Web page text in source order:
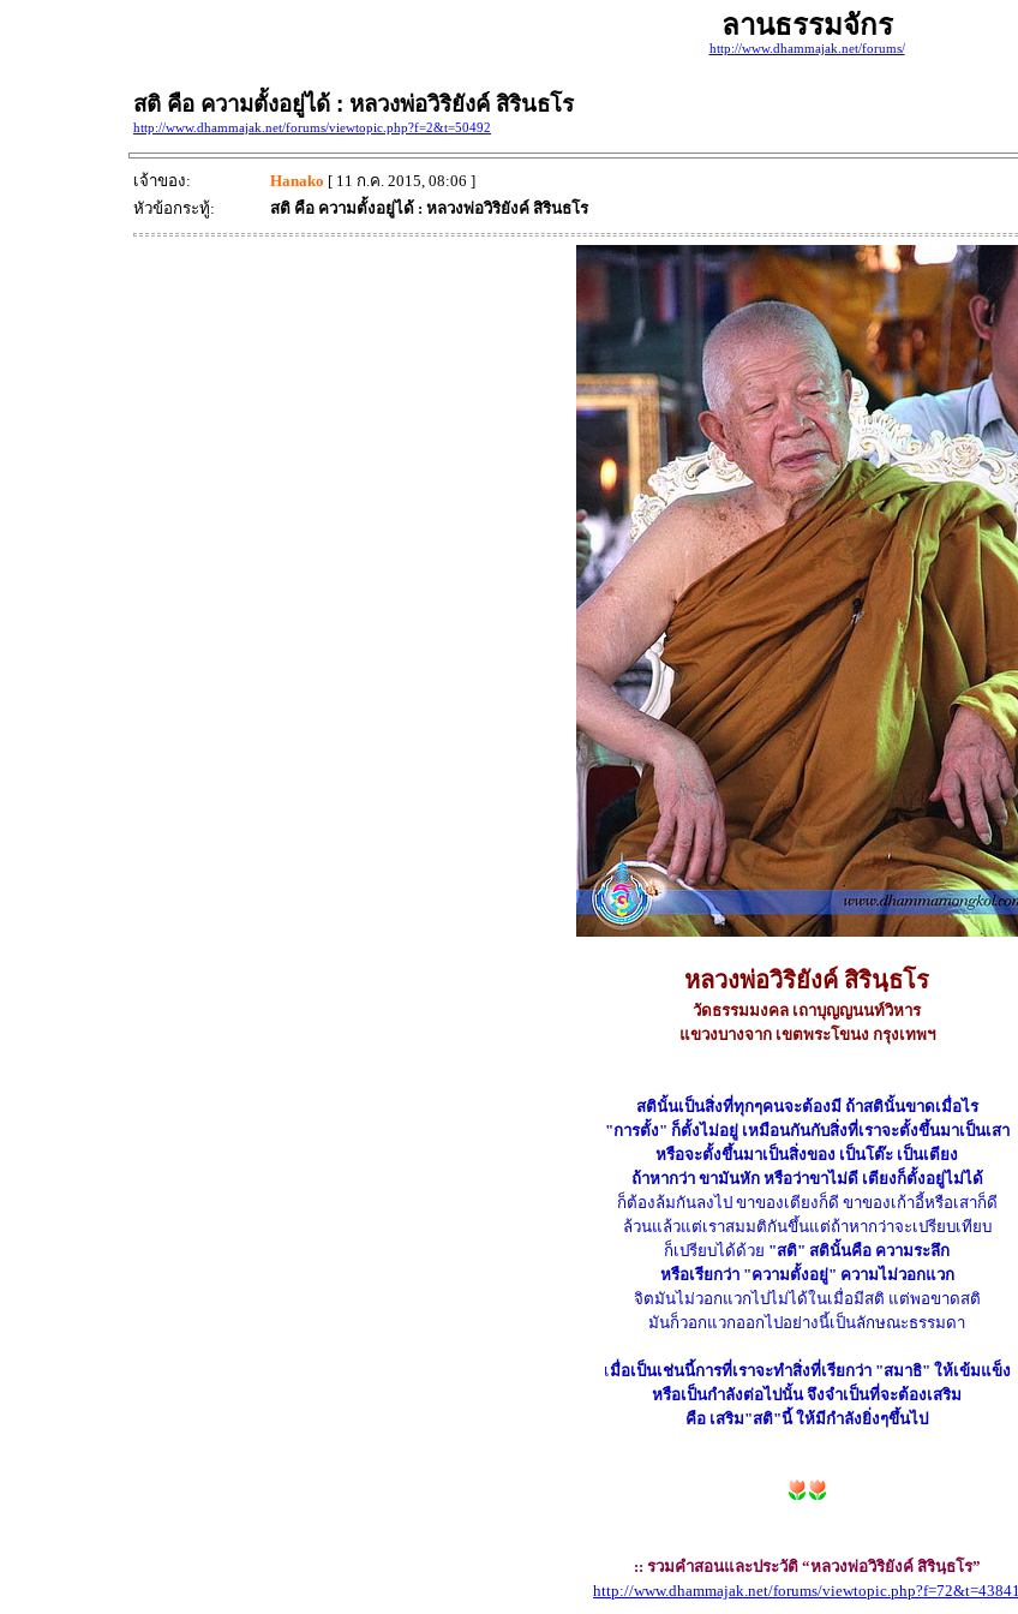
ลานธรรมจักร
http://www.dhammajak.net/forums/
สติ คือ ความตั้งอยู่ได้ : หลวงพ่อวิริยังค์ สิรินธโร
http://www.dhammajak.net/forums/viewtopic.php?f=2&t=50492
เจ้าของ: Hanako [ 11 ก.ค. 2015, 08:06 ]
หัวข้อกระทู้:
สติ คือ ความตั้งอยู่ได้ : หลวงพ่อวิริยังค์ สิรินธโร
หลวงพ่อวิริยังค์ สิรินฺธโร
วัดธรรมมงคล เถาบุญญนนท์วิหาร
แขวงบางจาก เขตพระโขนง กรุงเทพฯ
สตินั้นเป็นสิ่งที่ทุกๆคนจะต้องมี ถ้าสตินั้นขาดเมื่อไร
"การตั้ง" ก็ตั้งไม่อยู่ เหมือนกันกับสิ่งที่เราจะตั้งขึ้นมาเป็นเสา
หรือจะตั้งขึ้นมาเป็นสิ่งของ เป็นโต๊ะ เป็นเตียง
ถ้าหากว่า ขามันหัก หรือว่าขาไม่ดี เตียงก็ตั้งอยู่ไม่ได้
ก็ต้องล้มกันลงไป ขาของเตียงก็ดี ขาของเก้าอี้หรือเสาก็ดี
ล้วนแล้วแต่เราสมมติกันขึ้นแต่ถ้าหากว่าจะเปรียบเทียบ
ก็เปรียบได้ด้วย "สติ" สตินั้นคือ ความระลึก
หรือเรียกว่า "ความตั้งอยู่" ความไม่วอกแวก
จิตมันไม่วอกแวกไปไม่ได้ในเมื่อมีสติ แต่พอขาดสติ
มันก็วอกแวกออกไปอย่างนี้เป็นลักษณะธรรมดา
เมื่อเป็นเช่นนี้การที่เราจะทำสิ่งที่เรียกว่า "สมาธิ" ให้เข้มแข็ง
หรือเป็นกำลังต่อไปนั้น จึงจำเป็นที่จะต้องเสริม
คือ เสริม"สติ"นี้ ให้มีกำลังยิ่งๆขึ้นไป
:: รวมคำสอนและประวัติ “หลวงพ่อวิริยังค์ สิรินฺธโร”
http://www.dhammajak.net/forums/viewtopic.php?f=72&t=43841